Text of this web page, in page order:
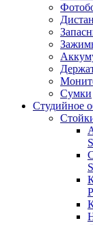
Сумки
Студийное